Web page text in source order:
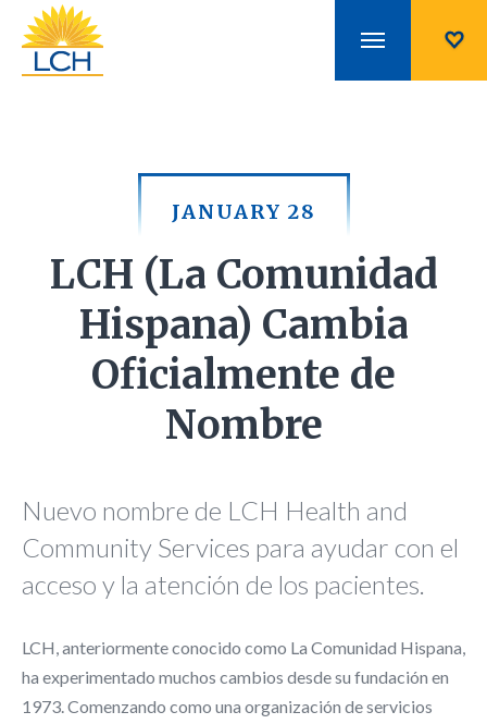
JANUARY 28
LCH (La Comunidad
Hispana) Cambia
Oficialmente de
Nombre
Nuevo nombre de LCH Health and
Community Services para ayudar con el
acceso y la atención de los pacientes.
LCH, anteriormente conocido como La Comunidad Hispana,
ha experimentado muchos cambios desde su fundación en
1973. Comenzando como una organización de servicios